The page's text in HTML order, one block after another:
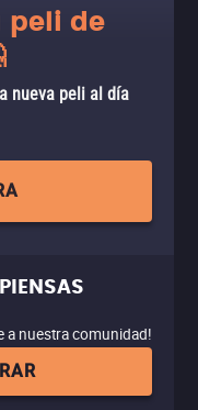
peli de
nueva peli al día
a nuestra comunidad!